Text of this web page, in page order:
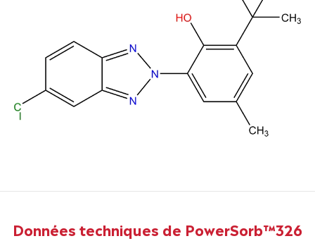
Données techniques de PowerSorb™326